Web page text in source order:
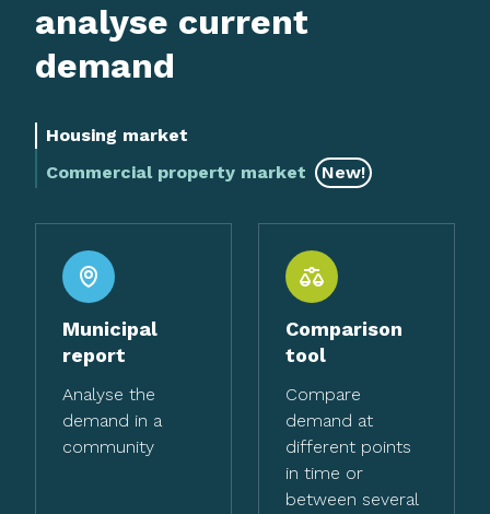
analyse current
demand
Housing market
Commercial property market
New!
Municipal
report
Analyse the
demand in a
community
Comparison
tool
Compare
demand at
different points
in time or
between several